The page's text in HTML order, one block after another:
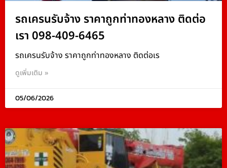
รถเครนรับจ้าง ราคาถูกท่าทองหลาง ติดต่อ
เรา 098-409-6465
รถเครนรับจ้าง ราคาถูกท่าทองหลาง ติดต่อเร
ดูเพิ่มเติม »
05/06/2026